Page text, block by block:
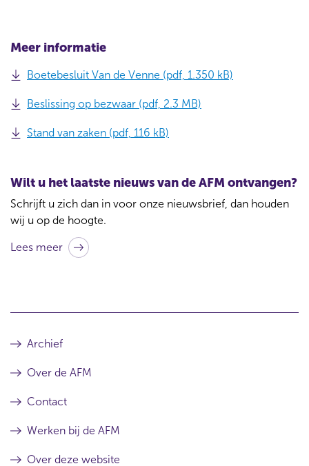
Meer informatie
Boetebesluit Van de Venne (pdf, 1.350 kB)
Beslissing op bezwaar (pdf, 2.3 MB)
Stand van zaken (pdf, 116 kB)
Wilt u het laatste nieuws van de AFM ontvangen?
Schrijft u zich dan in voor onze nieuwsbrief, dan houden
wij u op de hoogte.
Lees meer
Archief
Over de AFM
Contact
Werken bij de AFM
Over deze website